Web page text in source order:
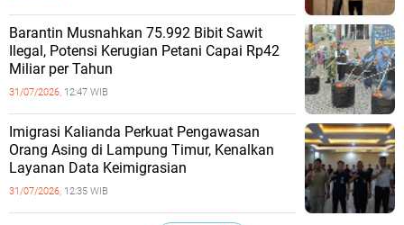
Barantin Musnahkan 75.992 Bibit Sawit
Ilegal, Potensi Kerugian Petani Capai Rp42
Miliar per Tahun
31/07/2026, 12:47 WIB
Imigrasi Kalianda Perkuat Pengawasan
Orang Asing di Lampung Timur, Kenalkan
Layanan Data Keimigrasian
31/07/2026, 12:35 WIB